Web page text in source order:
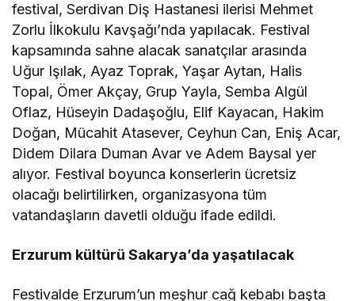
festival, Serdivan Diş Hastanesi ilerisi Mehmet
Zorlu İlkokulu Kavşağı’nda yapılacak. Festival
kapsamında sahne alacak sanatçılar arasında
Uğur Işılak, Ayaz Toprak, Yaşar Aytan, Halis
Topal, Ömer Akçay, Grup Yayla, Semba Algül
Oflaz, Hüseyin Dadaşoğlu, Elif Kayacan, Hakim
Doğan, Mücahit Atasever, Ceyhun Can, Eniş Acar,
Didem Dilara Duman Avar ve Adem Baysal yer
alıyor. Festival boyunca konserlerin ücretsiz
olacağı belirtilirken, organizasyona tüm
vatandaşların davetli olduğu ifade edildi.
Erzurum kültürü Sakarya’da yaşatılacak
Festivalde Erzurum’un meşhur cağ kebabı başta